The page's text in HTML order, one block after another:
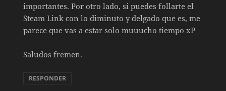
importantes. Por otro lado, si puedes follarte el
Steam Link con lo diminuto y delgado que es, me
parece que vas a estar solo muuucho tiempo xP
Saludos fremen.
RESPONDER